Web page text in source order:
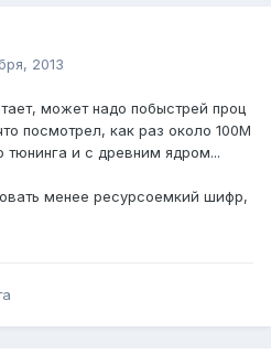
2013
может надо побыстрей проц
посмотрел, как раз около 100М
тюнинга и с древним ядром...
менее ресурсоемкий шифр,